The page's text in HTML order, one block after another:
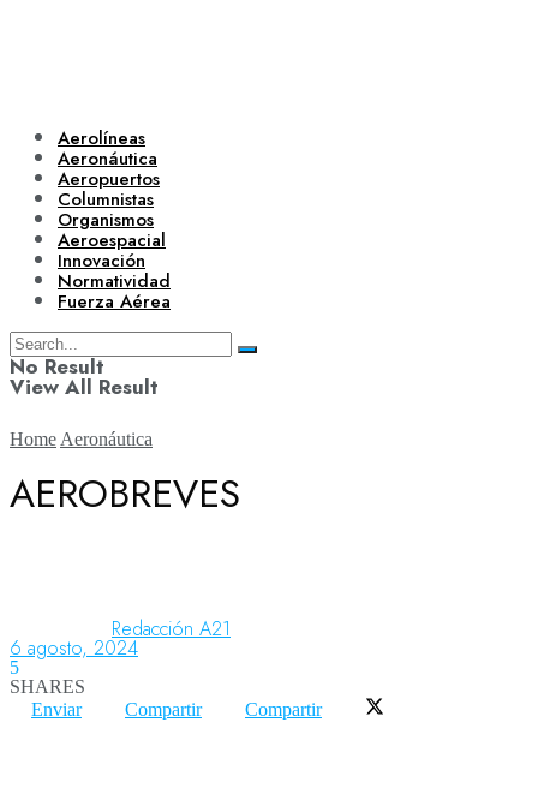
Aerolíneas
Aeronáutica
Aeropuertos
Columnistas
Organismos
Aeroespacial
Innovación
Normatividad
Fuerza Aérea
No Result
View All Result
Aeronáutica
Aeropuertos
Home Aeronáutica
AEROBREVES
Redacción A21
6 agosto, 2024
5
SHARES
Enviar
Compartir Compartir